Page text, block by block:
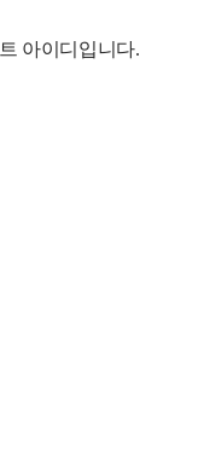
아이디입니다.